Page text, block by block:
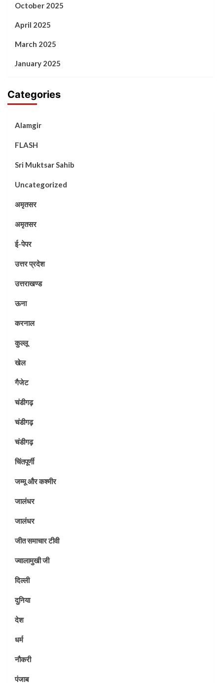
October 2025
April 2025
March 2025
January 2025
Categories
Alamgir
FLASH
Sri Muktsar Sahib
Uncategorized
अमृतसर
अमृतसर
ई-पेपर
उत्तर प्रदेश
उत्तराखण्ड
ऊना
करनाल
कुल्लू
खेल
गैजेट
चंडीगढ़
चंडीगढ़
चंडीगढ़
चिंतपूर्णी
जम्मू और कश्मीर
जालंधर
जालंधर
जीत समाचार टीवी
ज्वालामुखी जी
दिल्ली
दुनिया
देश
धर्म
नौकरी
पंजाब